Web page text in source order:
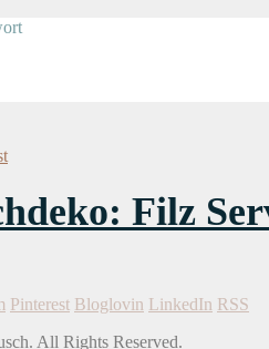
Filz
Pinterest Bloglovin LinkedIn RSS
All Rights Reserved.